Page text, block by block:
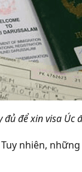
đủ để xin visa Úc
nhiên,